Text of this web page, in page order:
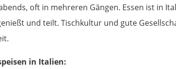
oft in mehreren Gängen. Essen ist in
und teilt. Tischkultur und gute
in Italien: